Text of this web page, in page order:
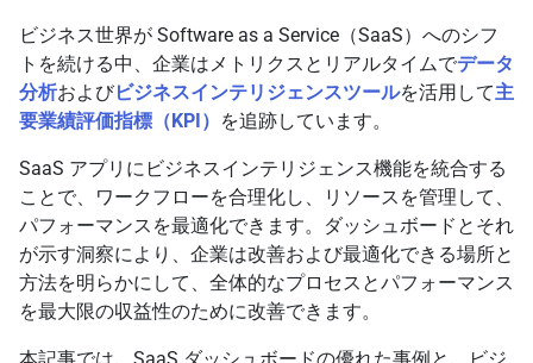
ビジネス世界が Software as a Service（SaaS）へのシフ
トを続ける中、企業はメトリクスとリアルタイムでデータ
分析およびビジネスインテリジェンスツールを活用して主
要業績評価指標（KPI） を追跡しています。
SaaS アプリにビジネスインテリジェンス機能を統合する
ことで、ワークフローを合理化し、リソースを管理して、
パフォーマンスを最適化できます。ダッシュボードとそれ
が示す洞察により、企業は改善および最適化できる場所と
方法を明らかにして、全体的なプロセスとパフォーマンス
を最大限の収益性のために改善できます。